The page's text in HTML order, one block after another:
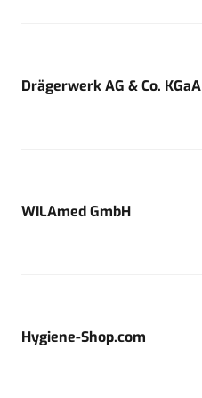
Drägerwerk AG & Co. KGaA
WILAmed GmbH
Hygiene-Shop.com